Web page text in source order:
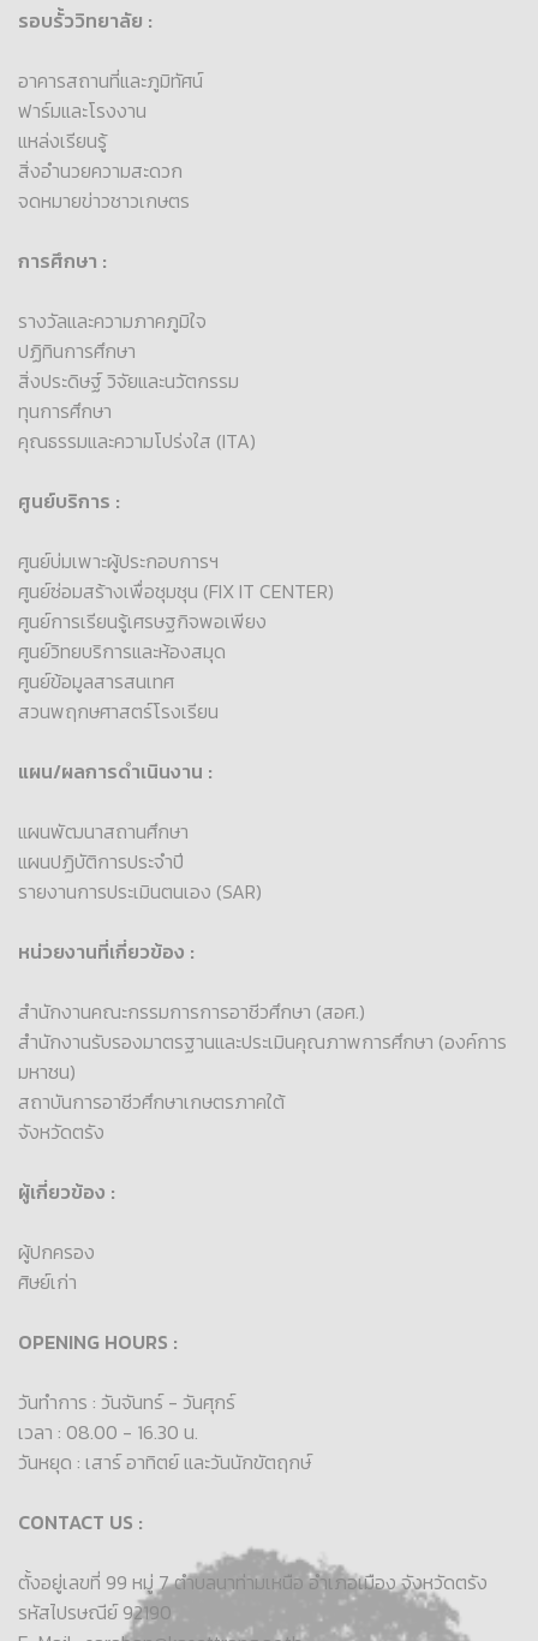
รอบรั้ววิทยาลัย :
อาคารสถานที่และภูมิทัศน์
ฟาร์มและโรงงาน
แหล่งเรียนรู้
สิ่งอำนวยความสะดวก
จดหมายข่าวชาวเกษตร
การศึกษา :
รางวัลและความภาคภูมิใจ
ปฏิทินการศึกษา
สิ่งประดิษฐ์ วิจัยและนวัตกรรม
ทุนการศึกษา
คุณธรรมและความโปร่งใส (ITA)
ศูนย์บริการ :
ศูนย์บ่มเพาะผู้ประกอบการฯ
ศูนย์ซ่อมสร้างเพื่อชุมชุน (FIX IT CENTER)
ศูนย์การเรียนรู้เศรษฐกิจพอเพียง
ศูนย์วิทยบริการและห้องสมุด
ศูนย์ข้อมูลสารสนเทศ
สวนพฤกษศาสตร์โรงเรียน
แผน/ผลการดำเนินงาน :
แผนพัฒนาสถานศึกษา
แผนปฏิบัติการประจำปี
รายงานการประเมินตนเอง (SAR)
หน่วยงานที่เกี่ยวข้อง :
สำนักงานคณะกรรมการการอาชีวศึกษา (สอศ.)
สำนักงานรับรองมาตรฐานและประเมินคุณภาพการศึกษา (องค์การ
มหาชน)
สถาบันการอาชีวศึกษาเกษตรภาคใต้
จังหวัดตรัง
ผู้เกี่ยวข้อง :
ผู้ปกครอง
ศิษย์เก่า
OPENING HOURS :
วันทำการ : วันจันทร์ - วันศุกร์
เวลา : 08.00 - 16.30 น.
วันหยุด : เสาร์ อาทิตย์ และวันนักขัตฤกษ์
CONTACT US :
ตั้งอยู่เลขที่ 99 หมู่ 7 ตำบลนาท่ามเหนือ อำเภอเมือง จังหวัดตรัง
รหัสไปรษณีย์ 92190